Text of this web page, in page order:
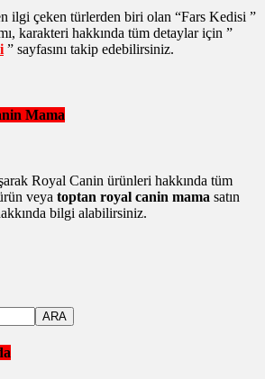
ilgi çeken türlerden biri olan “Fars Kedisi ”
karakteri hakkında tüm detaylar için ”
” sayfasını takip edebilirsiniz.
Mama
Royal Canin ürünleri hakkında tüm
veya toptan royal canin mama satın
bilgi alabilirsiniz.